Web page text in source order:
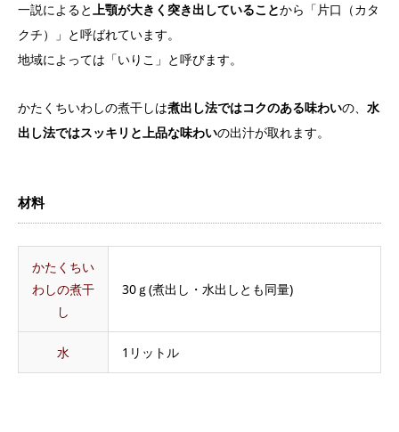
一説によると上顎が大きく突き出していることから「片口（カタ
クチ）」と呼ばれています。
地域によっては「いりこ」と呼びます。
かたくちいわしの煮干しは煮出し法ではコクのある味わいの、 水
出し法ではスッキリと上品な味わいの出汁が取れます。
材料
かたくちい
わしの煮干
し
30ｇ(煮出し・水出しとも同量)
水 1リットル